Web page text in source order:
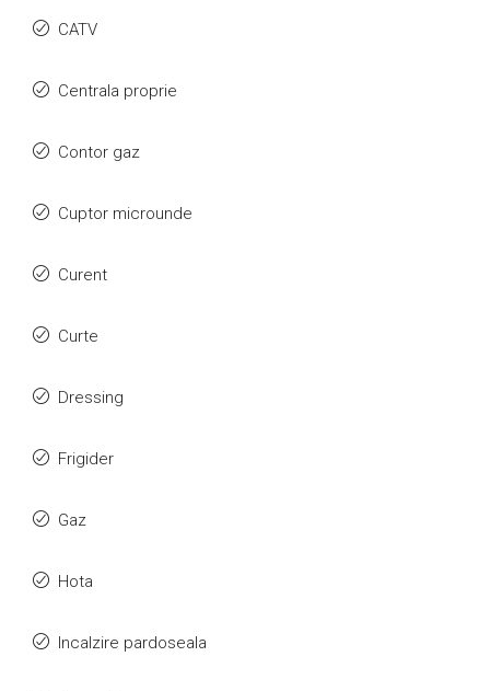
CATV
Centrala proprie
Contor gaz
Cuptor microunde
Curent
Curte
Dressing
Frigider
Gaz
Hota
Incalzire pardoseala